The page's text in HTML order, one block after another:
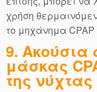
χρήση
το μηχάνημα
9. Ακούσια
μάσκας
της νύχτας